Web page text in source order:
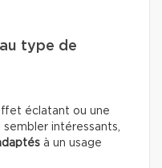
type de
éclatant ou une
intéressants,
à un usage